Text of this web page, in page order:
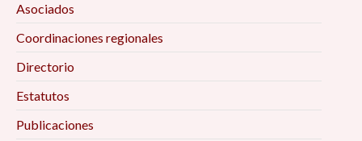
Asociados
Coordinaciones regionales
Directorio
Estatutos
Publicaciones